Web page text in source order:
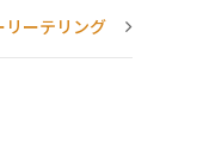
リーテリング